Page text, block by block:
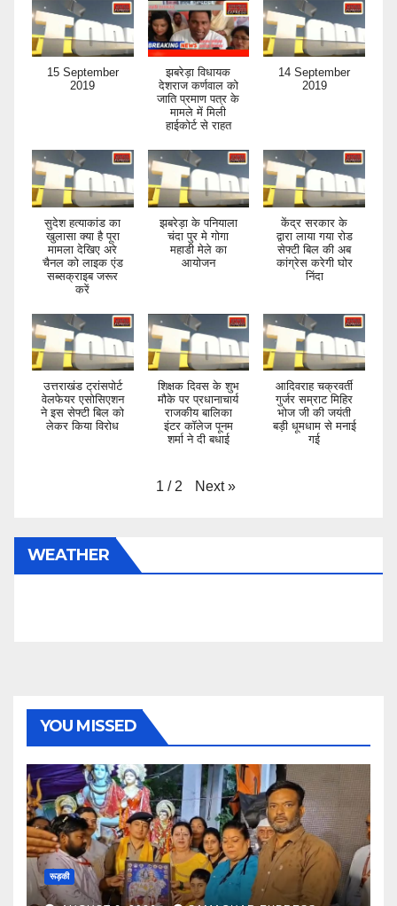
15 September
2019
झबरेड़ा विधायक
देशराज कर्णवाल को
जाति प्रमाण पत्र के
मामले में मिली
हाईकोर्ट से राहत
14 September
2019
सुदेश हत्याकांड का
खुलासा क्या है पूरा
मामला देखिए अरे
चैनल को लाइक एंड
सब्सक्राइब जरूर
करें
झबरेड़ा के पनियाला
चंदा पुर मे गोगा
महाडी मेले का
आयोजन
केंद्र सरकार के
द्वारा लाया गया रोड
सेफ्टी बिल की अब
कांग्रेस करेगी घोर
निंदा
उत्तराखंड ट्रांसपोर्ट
वेलफेयर एसोसिएशन
ने इस सेफ्टी बिल को
लेकर किया विरोध
शिक्षक दिवस के शुभ
मौके पर प्रधानाचार्य
राजकीय बालिका
इंटर कॉलेज पूनम
शर्मा ने दी बधाई
आदिवराह चक्रवर्ती
गुर्जर सम्राट मिहिर
भोज जी की जयंती
बड़ी धूमधाम से मनाई
गई
1 / 2 Next »
WEATHER
YOU MISSED
रूड़की